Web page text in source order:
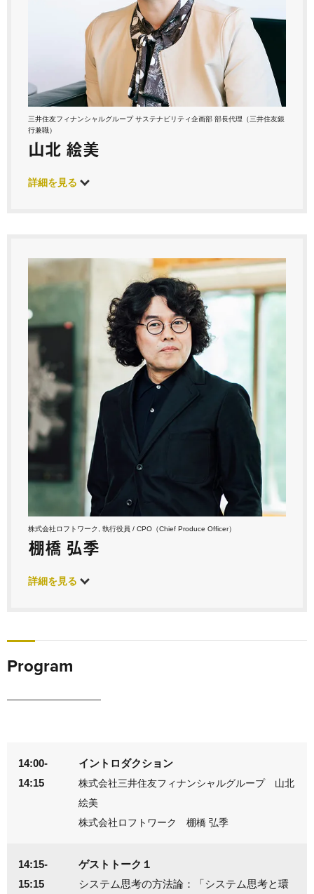
三井住友フィナンシャルグループ サステナビリティ企画部 部長代理（三井住友銀
行兼職）
山北 絵美
詳細を見る
株式会社ロフトワーク, 執行役員 / CPO（Chief Produce Officer）
棚橋 弘季
詳細を見る
Program
14:00-
14:15
イントロダクション
株式会社三井住友フィナンシャルグループ 山北
絵美
株式会社ロフトワーク 棚橋 弘季
14:15-
15:15
ゲストトーク１
システム思考の方法論：「システム思考と環